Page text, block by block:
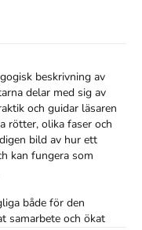
beskrivning av
delar med sig av
och guidar läsaren
rötter, olika faser och
bild av hur ett
kan fungera som
både för den
samarbete och ökat